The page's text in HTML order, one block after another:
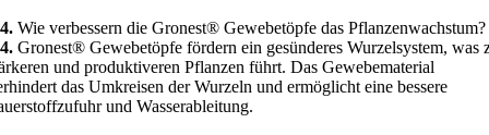
Wie verbessern die Gronest® Gewebetöpfe das Pflanzenwachstum?
Gronest® Gewebetöpfe fördern ein gesünderes Wurzelsystem, was
und produktiveren Pflanzen führt. Das Gewebematerial
das Umkreisen der Wurzeln und ermöglicht eine bessere
und Wasserableitung.